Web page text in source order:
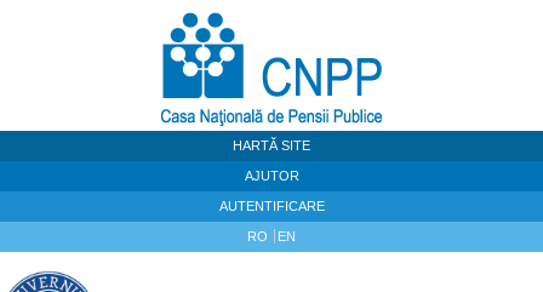
HARTĂ SITE
AJUTOR
AUTENTIFICARE
RO EN